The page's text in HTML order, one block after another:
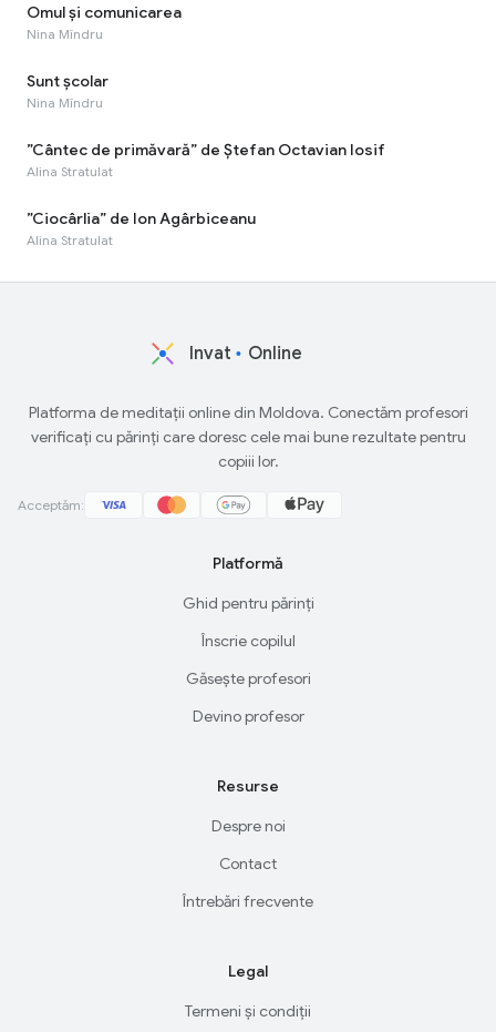
Omul şi comunicarea
Nina Mîndru
Sunt școlar
Nina Mîndru
”Cântec de primăvară” de Ștefan Octavian Iosif
Alina Stratulat
”Ciocârlia” de Ion Agârbiceanu
Alina Stratulat
Invat Online
Platforma de meditații online din Moldova. Conectăm profesori
verificați cu părinți care doresc cele mai bune rezultate pentru
copiii lor.
Acceptăm:
Platformă
Ghid pentru părinți
Înscrie copilul
Găsește profesori
Devino profesor
Resurse
Despre noi
Contact
Întrebări frecvente
Legal
Termeni și condiții